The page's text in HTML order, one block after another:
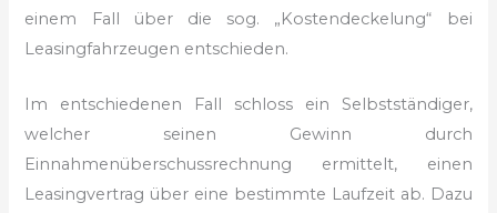
einem Fall über die sog. „Kostendeckelung“ bei
Leasingfahrzeugen entschieden.
Im entschiedenen Fall schloss ein Selbstständiger,
welcher seinen Gewinn durch
Einnahmenüberschussrechnung ermittelt, einen
Leasingvertrag über eine bestimmte Laufzeit ab. Dazu